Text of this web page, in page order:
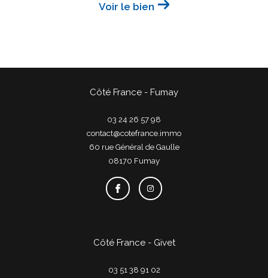
Voir le bien
Côté France - Fumay
03 24 26 57 98
contact@cotefrance.immo
60 rue Général de Gaulle
08170
fumay
Côté France - Givet
03 51 38 91 02